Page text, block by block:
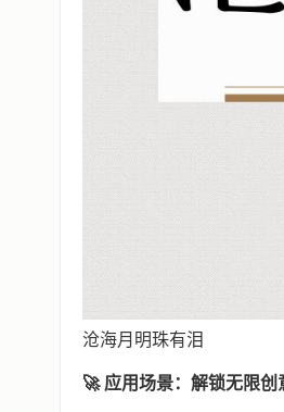
沧海月明珠有泪
🚀 应用场景：解锁无限创